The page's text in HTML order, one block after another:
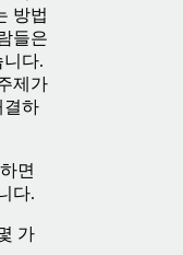
방법
들은
다.
제가
결하
면
다.
가